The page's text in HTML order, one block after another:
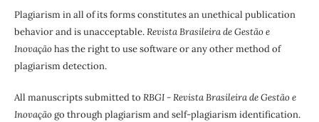
Plagiarism in all of its forms constitutes an unethical publication
behavior and is unacceptable.Revista Brasileira de Gestão e
Inovaçãohas the right to use software or any other method of
plagiarism detection.
All manuscripts submitted to RBGI - Revista Brasileira de Gestão e
Inovaçãogo through plagiarism and self-plagiarism identification.